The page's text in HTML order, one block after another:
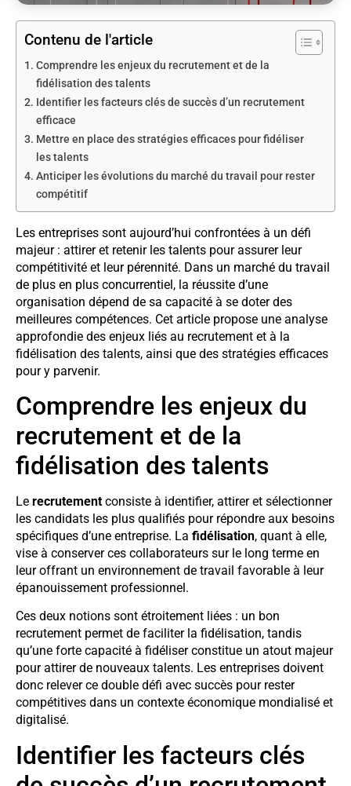
Contenu de l'article
Comprendre les enjeux du recrutement et de la
fidélisation des talents
Identifier les facteurs clés de succès d’un recrutement
efficace
Mettre en place des stratégies efficaces pour fidéliser
les talents
Anticiper les évolutions du marché du travail pour rester
compétitif
Les entreprises sont aujourd’hui confrontées à un défi
majeur : attirer et retenir les talents pour assurer leur
compétitivité et leur pérennité. Dans un marché du travail
de plus en plus concurrentiel, la réussite d’une
organisation dépend de sa capacité à se doter des
meilleures compétences. Cet article propose une analyse
approfondie des enjeux liés au recrutement et à la
fidélisation des talents, ainsi que des stratégies efficaces
pour y parvenir.
Comprendre les enjeux du
recrutement et de la
fidélisation des talents
Le recrutement consiste à identifier, attirer et sélectionner
les candidats les plus qualifiés pour répondre aux besoins
spécifiques d’une entreprise. La fidélisation, quant à elle,
vise à conserver ces collaborateurs sur le long terme en
leur offrant un environnement de travail favorable à leur
épanouissement professionnel.
Ces deux notions sont étroitement liées : un bon
recrutement permet de faciliter la fidélisation, tandis
qu’une forte capacité à fidéliser constitue un atout majeur
pour attirer de nouveaux talents. Les entreprises doivent
donc relever ce double défi avec succès pour rester
compétitives dans un contexte économique mondialisé et
digitalisé.
Identifier les facteurs clés